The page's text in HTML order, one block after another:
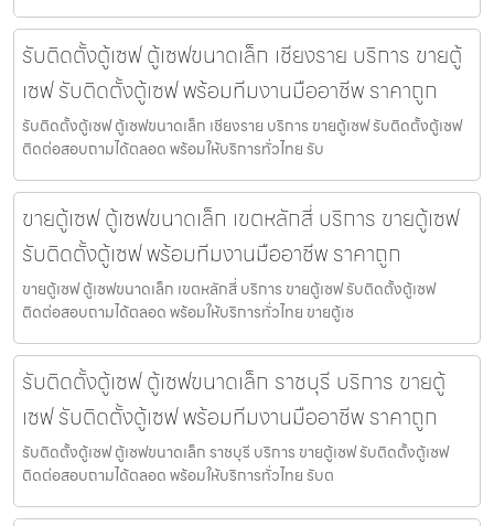
รับติดตั้งตู้เซฟ ตู้เซฟขนาดเล็ก เชียงราย บริการ ขายตู้
เซฟ รับติดตั้งตู้เซฟ พร้อมทีมงานมืออาชีพ ราคาถูก
รับติดตั้งตู้เซฟ ตู้เซฟขนาดเล็ก เชียงราย บริการ ขายตู้เซฟ รับติดตั้งตู้เซฟ
ติดต่อสอบถามได้ตลอด พร้อมให้บริการทั่วไทย รับ
ขายตู้เซฟ ตู้เซฟขนาดเล็ก เขตหลักสี่ บริการ ขายตู้เซฟ
รับติดตั้งตู้เซฟ พร้อมทีมงานมืออาชีพ ราคาถูก
ขายตู้เซฟ ตู้เซฟขนาดเล็ก เขตหลักสี่ บริการ ขายตู้เซฟ รับติดตั้งตู้เซฟ
ติดต่อสอบถามได้ตลอด พร้อมให้บริการทั่วไทย ขายตู้เซ
รับติดตั้งตู้เซฟ ตู้เซฟขนาดเล็ก ราชบุรี บริการ ขายตู้
เซฟ รับติดตั้งตู้เซฟ พร้อมทีมงานมืออาชีพ ราคาถูก
รับติดตั้งตู้เซฟ ตู้เซฟขนาดเล็ก ราชบุรี บริการ ขายตู้เซฟ รับติดตั้งตู้เซฟ
ติดต่อสอบถามได้ตลอด พร้อมให้บริการทั่วไทย รับต